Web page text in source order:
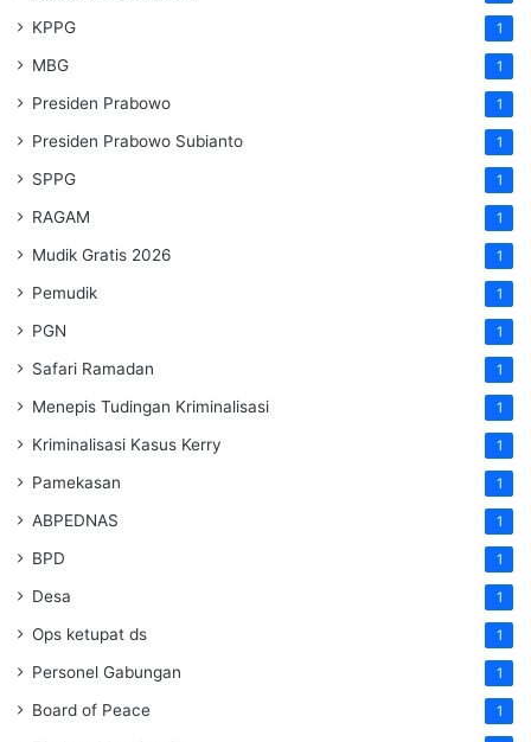
KPPG 1
MBG 1
Presiden Prabowo 1
Presiden Prabowo Subianto 1
SPPG 1
RAGAM 1
Mudik Gratis 2026 1
Pemudik 1
PGN 1
Safari Ramadan 1
Menepis Tudingan Kriminalisasi 1
Kriminalisasi Kasus Kerry 1
Pamekasan 1
ABPEDNAS 1
BPD 1
Desa 1
Ops ketupat ds 1
Personel Gabungan 1
Board of Peace 1